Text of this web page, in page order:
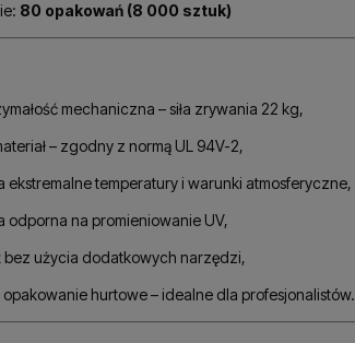
80 opakowań (8 000 sztuk)
mechaniczna – siła zrywania 22 kg,
– zgodny z normą UL 94V-2,
ekstremalne temperatury i warunki atmosferyczne,
odporna na promieniowanie UV,
bez użycia dodatkowych narzędzi,
opakowanie hurtowe – idealne dla profesjonalistów.